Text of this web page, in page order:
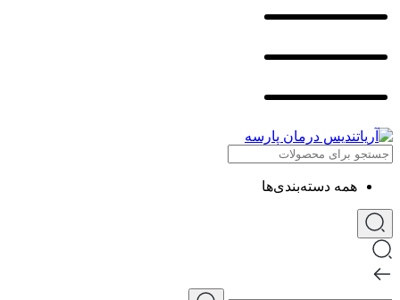
همه دسته‌بندی‌ها